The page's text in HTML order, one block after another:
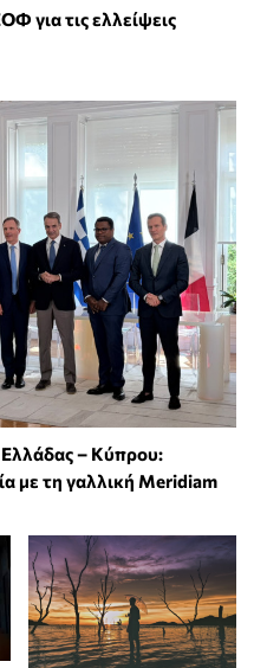
για τις ελλείψεις
– Κύπρου:
με τη γαλλική Meridiam